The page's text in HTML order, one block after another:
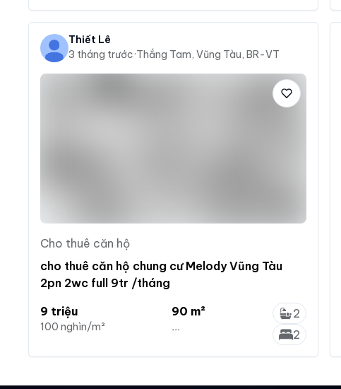
Thiết Lê
3 tháng trước·Thắng Tam, Vũng Tàu, BR-VT
Cho thuê căn hộ
cho thuê căn hộ chung cư Melody Vũng Tàu
2pn 2wc full 9tr /tháng
9 triệu
100 nghìn/m²
90 m²
...
2
2